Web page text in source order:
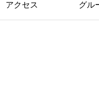
アクセス グル